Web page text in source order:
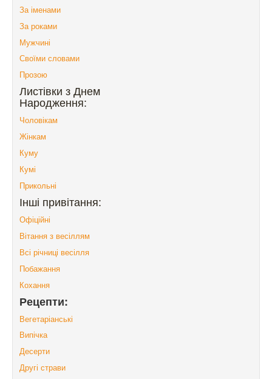
За іменами
За роками
Мужчині
Своїми словами
Прозою
Листівки з Днем
Народження:
Чоловікам
Жінкам
Куму
Кумі
Прикольні
Інші привітання:
Офіційні
Вітання з весіллям
Всі річниці весілля
Побажання
Кохання
Рецепти:
Вегетаріанські
Випічка
Десерти
Другі страви